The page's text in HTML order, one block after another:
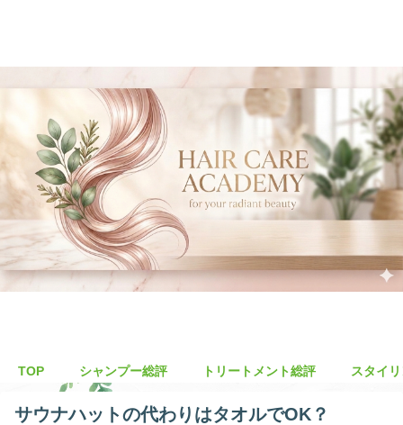
TOP シャンプー総評 トリートメント総評 スタイ
サウナハットの代わりはタオルでOK？